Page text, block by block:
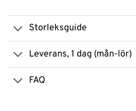
Storleksguide
Leverans, 1 dag (mån-lör)
FAQ